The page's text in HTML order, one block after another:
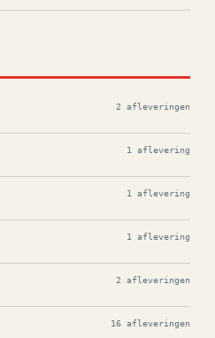
2 afleveringen
1 aflevering
1 aflevering
1 aflevering
2 afleveringen
16 afleveringen